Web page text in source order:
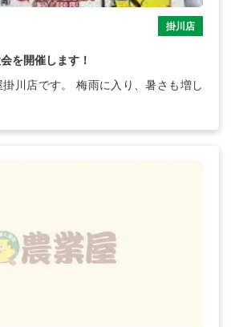
掛川店
を開催します！
川店です。 梅雨に入り、暑さも増し